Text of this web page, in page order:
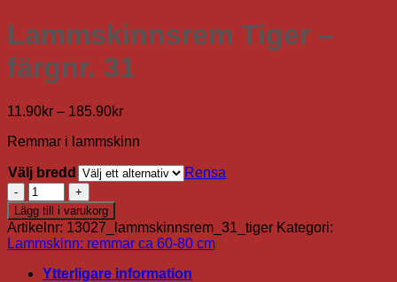
Lammskinnsrem Tiger –
färgnr. 31
11.90kr – 185.90krPrisintervall:
till
Remmar i lammskinn
Välj bredd
Rensa
Lammskinnsrem
Tiger
-
färgnr.
31
mängd
Lägg till i varukorg
Artikelnr: 13027_lammskinnsrem_31_tiger Kategori:
Lammskinn: remmar ca 60-80 cm
Ytterligare information